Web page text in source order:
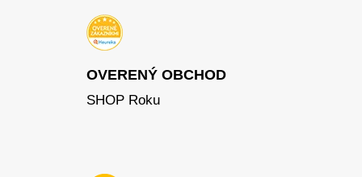
OVERENÝ OBCHOD
SHOP Roku